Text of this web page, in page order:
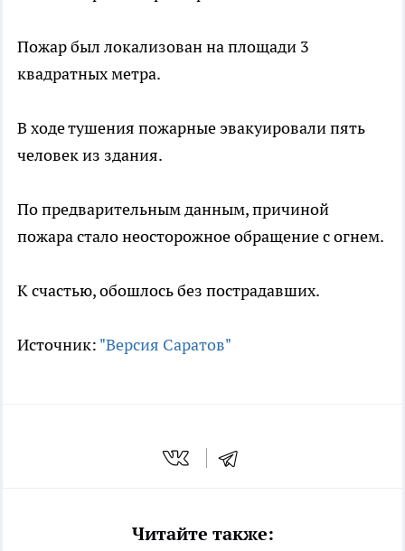
Пожар был локализован на площади 3
квадратных метра.
В ходе тушения пожарные эвакуировали пять
человек из здания.
По предварительным данным, причиной
пожара стало неосторожное обращение с огнем.
К счастью, обошлось без пострадавших.
Источник: "Версия Саратов"
Читайте также: